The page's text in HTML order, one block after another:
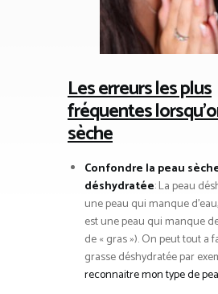
Les erreurs les plus
fréquentes
sèche
Confondre la peau
déshydratée: La peau
une peau qui manque
est une peau qui manque
de « gras »). On peut tout a
grasse déshydratée par
reconnaitre mon type de